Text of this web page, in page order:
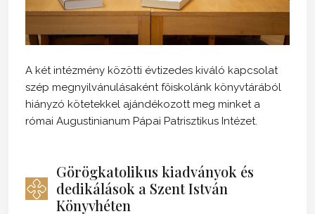
A két intézmény közötti évtizedes kiváló kapcsolat
szép megnyilvánulásaként főiskolánk könyvtárából
hiányzó kötetekkel ajándékozott meg minket a
római Augustinianum Pápai Patrisztikus Intézet.
Görögkatolikus kiadványok és
dedikálások a Szent István
Könyvhéten